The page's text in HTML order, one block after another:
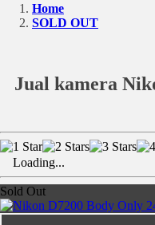
Home
SOLD OUT
Jual kamera
Loading...
Sold Out